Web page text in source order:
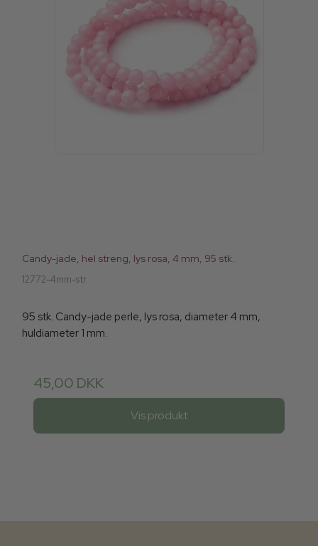
Candy-jade, hel streng, lys rosa, 4 mm, 95 stk.
12772-4mm-str
95 stk. Candy-jade perle, lys rosa, diameter 4 mm,
huldiameter 1 mm.
45,00 DKK
Vis produkt